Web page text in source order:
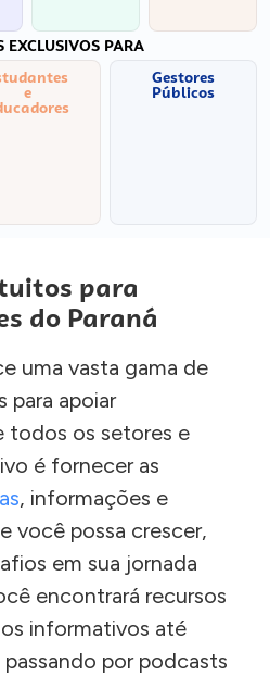
EXCLUSIVOS PARA
e
Gestores
Públicos
para
do Paraná
uma vasta gama de
apoiar
todos os setores e
é fornecer as
, informações e
você possa crescer,
em sua jornada
encontrará recursos
informativos até
por podcasts